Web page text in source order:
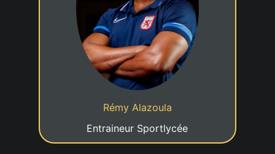
Rémy Alazoula
Entraineur Sportlycée
Entraineur LuxQF5